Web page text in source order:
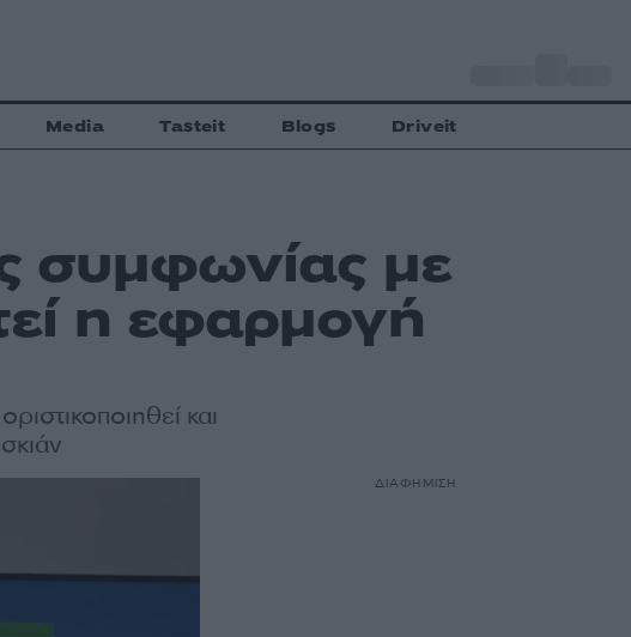
Media Tasteit Blogs Driveit
συμφωνίας με
η εφαρμογή
και
ΔΙΑΦΗΜΙΣΗ